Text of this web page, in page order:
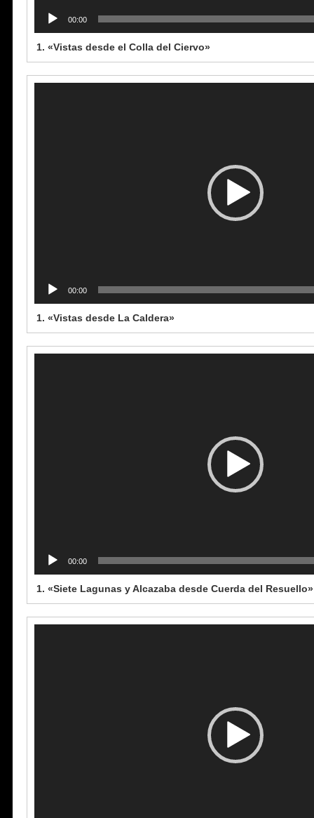
00:00
1. «Vistas desde el Colla del Ciervo»
00:00
1. «Vistas desde La Caldera»
00:00
1. «Siete Lagunas y Alcazaba desde Cuerda del Resuello»